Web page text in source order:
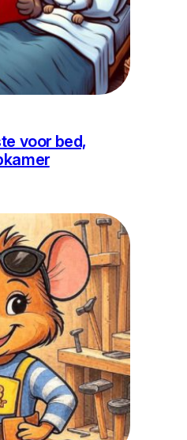
voor bed,